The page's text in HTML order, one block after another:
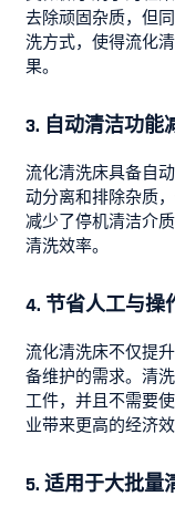
去除顽固杂质，但
洗方式，使得流化
果。
3. 自动清洁功能
流化清洗床具备自
动分离和排除杂质
减少了停机清洁介
清洗效率。
4. 节省人工与操
流化清洗床不仅提
备维护的需求。清
工件，并且不需要
业带来更高的经济效
5. 适用于大批量